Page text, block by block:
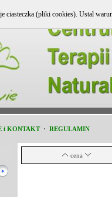
i KONTAKT · REGULAMIN
cena
ciasteczka (pliki cookies). Ustal